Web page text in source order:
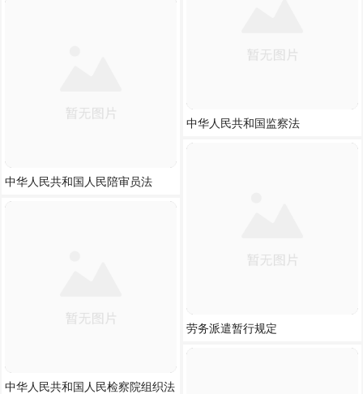
中华人民共和国人民陪审员法
中华人民共和国人民检察院组织法
中华人民共和国监察法
劳务派遣暂行规定